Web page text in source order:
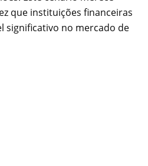
que instituições financeiras
significativo no mercado de